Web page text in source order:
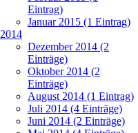
Eintrag)
Januar 2015 (1 Eintrag)
2014
Dezember 2014 (2
Einträge)
Oktober 2014 (2
Einträge)
August 2014 (1 Eintrag)
Juli 2014 (4 Einträge)
Juni 2014 (2 Einträge)